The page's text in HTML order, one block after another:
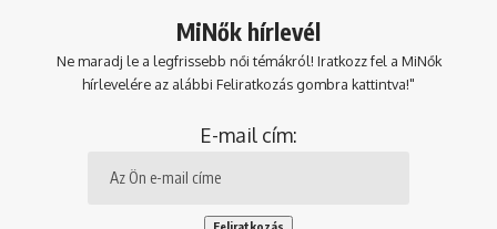
MiNők hírlevél
Ne maradj le a legfrissebb női témákról! Iratkozz fel a MiNők
hírlevelére az alábbi Feliratkozás gombra kattintva!"
E-mail cím: